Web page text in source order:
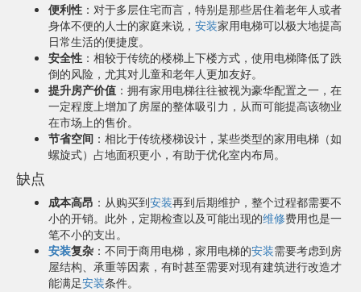
便利性 ：对于多层住宅而言，特别是那些居住着老年人或者
身体不便的人士的家庭来说， 安装家用电梯可以极大地提高
日常生活的便捷度。
安全性 ：相较于传统的楼梯上下楼方式，使用电梯降低了跌
倒的风险，尤其对儿童和老年人更加友好。
提升房产价值 ：拥有家用电梯往往被视为豪华配置之一，在
一定程度上增加了房屋的整体吸引力，从而可能提高该物业
在市场上的售价。
节省空间 ：相比于传统楼梯设计，某些类型的家用电梯（如
螺旋式）占地面积更小，有助于优化室内布局。
缺点
成本高昂 ：从购买到安装再到后期维护，整个过程都需要不
小的开销。此外，定期检查以及可能出现的维修费用也是一
笔不小的支出。
安装复杂 ：不同于商用电梯，家用电梯的安装需要考虑到房
屋结构、承重等因素，有时甚至需要对现有建筑进行改造才
能满足安装条件。